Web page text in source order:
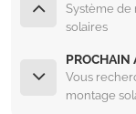
Système de
solaires
PROCHAIN
Vous
montage